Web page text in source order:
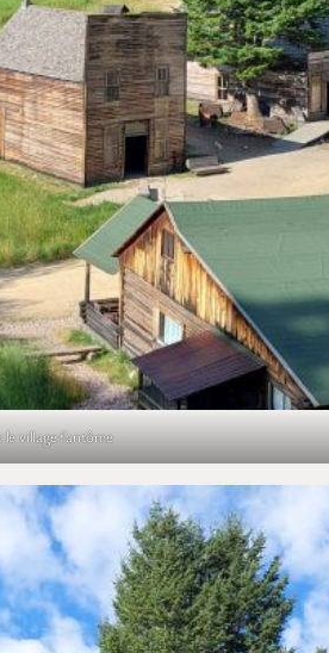
le village fantôme